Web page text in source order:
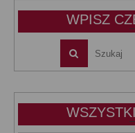
WPISZ